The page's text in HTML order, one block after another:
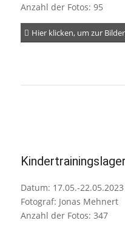
Anzahl der Fotos: 95
Hier klicken, um zur
Datum: 17.05.-22.05.2023
Fotograf: Jonas Mehnert
Anzahl der Fotos: 347